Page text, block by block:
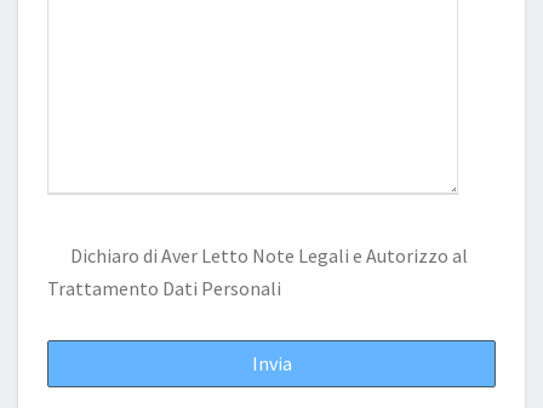
Dichiaro di Aver Letto Note Legali e Autorizzo al
Trattamento Dati Personali